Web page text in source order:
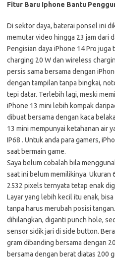
Fitur Baru Iphone Bantu
Di sektor daya, baterai ponsel ini
memutar video hingga 23 jam dari
Pengisian daya iPhone 14 Pro
charging 20 W dan wireless
persis sama bersama dengan
dengan tampilan tanpa bingkai,
tepi datar. Terlebih lagi, meski
iPhone 13 mini lebih kompak
dibuat bersama dengan kaca
13 mini mempunyai ketahanan air
IP68 . Untuk anda para gamers,
saat bermain game.
Saya belum cobalah bila
saat ini belum memilikinya.
2532 pixels ternyata tetap enak
Layar yang lebih kecil itu enak,
tanpa harus merubah posisi
dihilangkan, diganti punch hole,
sensor sidik jari di side button.
gram dibanding bersama dengan
bersama dengan berat diatas 200